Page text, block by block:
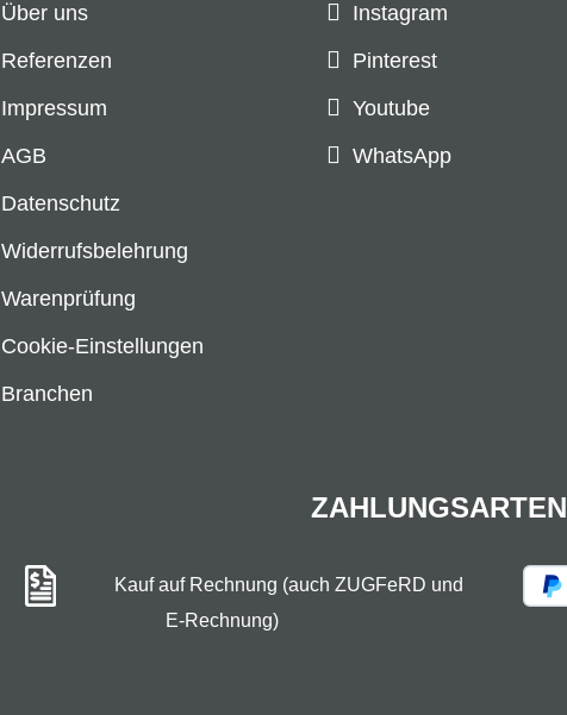
Instagram
Pinterest
Youtube
WhatsApp
Über uns
Referenzen
Impressum
AGB
Datenschutz
Widerrufsbelehrung
Warenprüfung
Cookie-Einstellungen
Branchen
ZAHLUNGSARTEN
Kauf auf Rechnung (auch ZUGFeRD und
E-Rechnung)